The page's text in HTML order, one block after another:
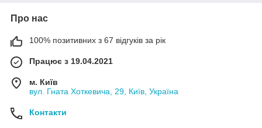
Про нас
100% позитивних з 67 відгуків за рік
Працює з 19.04.2021
м. Київ
вул. Гната Хоткевича, 29, Київ, Україна
Контакти